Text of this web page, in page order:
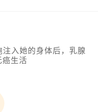
注入她的身体后，乳腺
癌生活